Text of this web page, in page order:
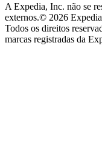
A Expedia, Inc. não se
externos.© 2026
Todos os direitos
marcas registradas da